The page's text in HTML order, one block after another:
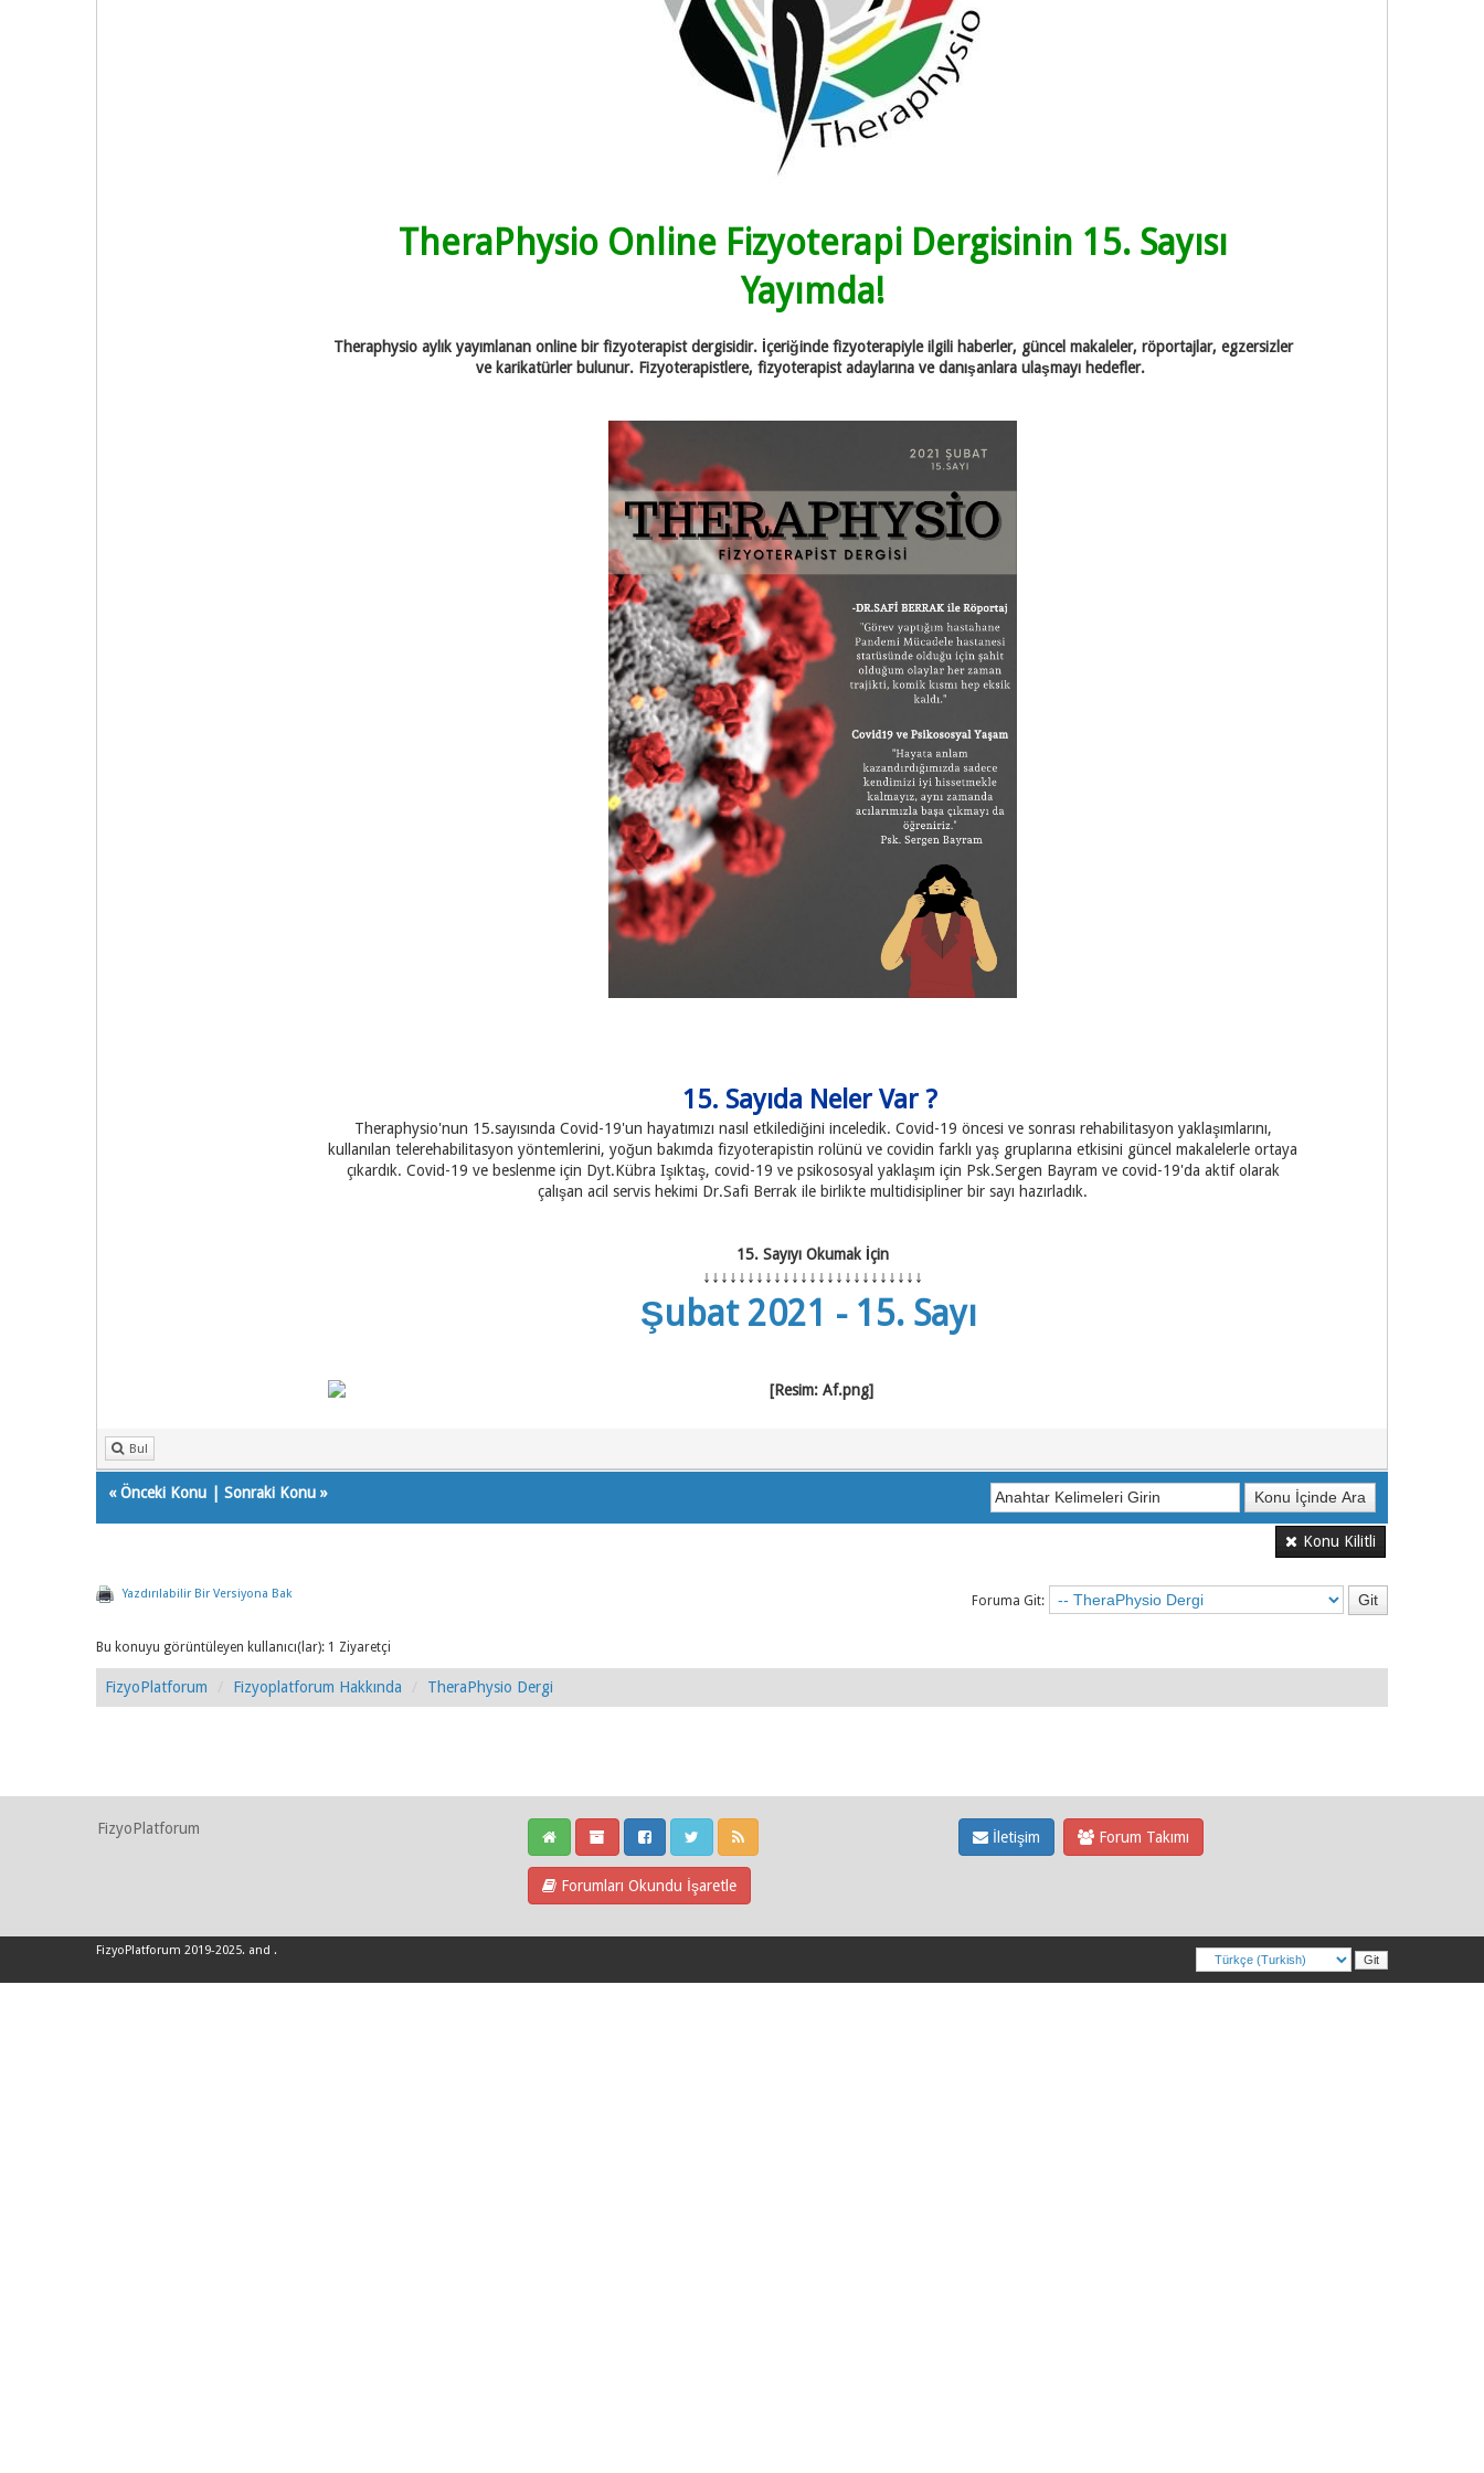
TheraPhysio Online Fizyoterapi Dergisinin 15. Sayısı
Yayımda!
Theraphysio aylık yayımlanan online bir fizyoterapist dergisidir. İçeriğinde fizyoterapiyle ilgili haberler, güncel makaleler, röportajlar, egzersizler
ve karikatürler bulunur. Fizyoterapistlere, fizyoterapist adaylarına ve danışanlara ulaşmayı hedefler.
15. Sayıda Neler Var ?
Theraphysio'nun 15.sayısında Covid-19'un hayatımızı nasıl etkilediğini inceledik. Covid-19 öncesi ve sonrası rehabilitasyon yaklaşımlarını,
kullanılan telerehabilitasyon yöntemlerini, yoğun bakımda fizyoterapistin rolünü ve covidin farklı yaş gruplarına etkisini güncel makalelerle ortaya
çıkardık. Covid-19 ve beslenme için Dyt.Kübra Işıktaş, covid-19 ve psikososyal yaklaşım için Psk.Sergen Bayram ve covid-19'da aktif olarak
çalışan acil servis hekimi Dr.Safi Berrak ile birlikte multidisipliner bir sayı hazırladık.
15. Sayıyı Okumak İçin
↓ ↓ ↓ ↓ ↓ ↓ ↓ ↓ ↓ ↓ ↓ ↓ ↓ ↓ ↓ ↓ ↓ ↓ ↓ ↓ ↓ ↓ ↓ ↓ ↓
Şubat 2021 - 15. Sayı
Bul
«Önceki Konu Sonraki Konu »
Konu Kilitli
Yazdırılabilir Bir Versiyona Bak Foruma Git:
Bu konuyu görüntüleyen kullanıcı(lar): 1 Ziyaretçi
FizyoPlatforum Fizyoplatforum Hakkında TheraPhysio Dergi
FizyoPlatforum
Forumları Okundu İşaretle
İletişim Forum Takımı
FizyoPlatforum 2019-2025. and .